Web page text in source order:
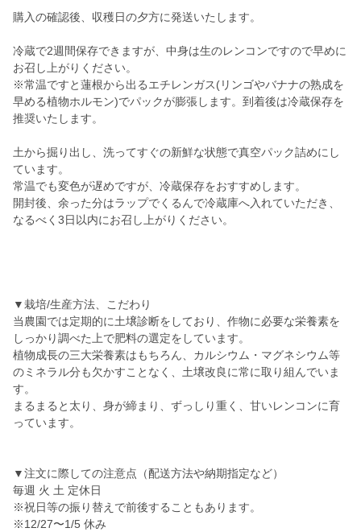
購入の確認後、収穫日の夕方に発送いたします。
冷蔵で2週間保存できますが、中身は生のレンコンですので早めに
お召し上がりください。
※常温ですと蓮根から出るエチレンガス(リンゴやバナナの熟成を
早める植物ホルモン)でパックが膨張します。到着後は冷蔵保存を
推奨いたします。
土から掘り出し、洗ってすぐの新鮮な状態で真空パック詰めにし
ています。
常温でも変色が遅めですが、冷蔵保存をおすすめします。
開封後、余った分はラップでくるんで冷蔵庫へ入れていただき、
なるべく3日以内にお召し上がりください。
▼栽培/生産方法、こだわり
当農園では定期的に土壌診断をしており、作物に必要な栄養素を
しっかり調べた上で肥料の選定をしています。
植物成長の三大栄養素はもちろん、カルシウム・マグネシウム等
のミネラル分も欠かすことなく、土壌改良に常に取り組んでいま
す。
まるまると太り、身が締まり、ずっしり重く、甘いレンコンに育
っています。
▼注文に際しての注意点（配送方法や納期指定など）
毎週 火 土 定休日
※祝日等の振り替えで前後することもあります。
※12/27〜1/5 休み